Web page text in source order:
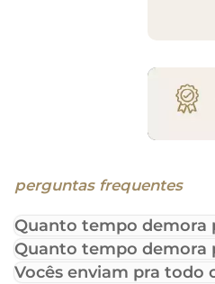
perguntas frequentes
Quanto tempo demora
Quanto tempo demora
Vocês enviam pra todo